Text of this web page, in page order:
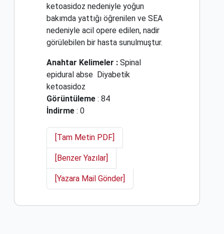
ketoasidoz nedeniyle yoğun
bakımda yattığı öğrenilen ve SEA
nedeniyle acil opere edilen, nadir
görülebilen bir hasta sunulmuştur.
Anahtar Kelimeler : Spinal
epidural abse Diyabetik
ketoasidoz
Görüntüleme : 84
İndirme : 0
[Tam Metin PDF]
[Benzer Yazılar]
[Yazara Mail Gönder]